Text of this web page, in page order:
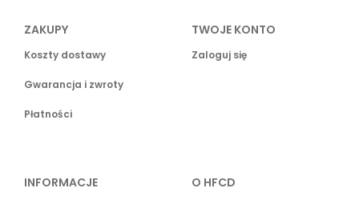
ZAKUPY
Koszty dostawy
Gwarancja i zwroty
Płatności
TWOJE KONTO
Zaloguj się
INFORMACJE O HFCD